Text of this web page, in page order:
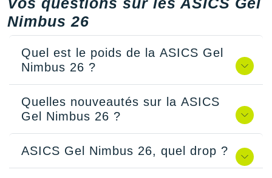
Nimbus 26
Quel est le poids de la ASICS Gel
Nimbus 26 ?
Quelles nouveautés sur la ASICS
Gel Nimbus 26 ?
ASICS Gel Nimbus 26, quel drop ?